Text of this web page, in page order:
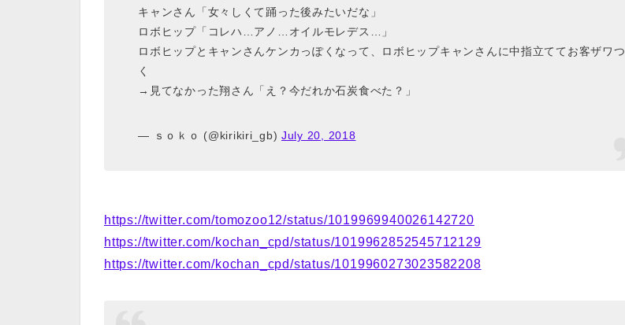
キャンさん「女々しくて踊った後みたいだな」
ロボヒップ「コレハ…アノ…オイルモレデス…」
ロボヒップとキャンさんケンカっぽくなって、ロボヒップキャンさんに中指立ててお客ザワつ
く
→見てなかった翔さん「え？今だれか石炭食べた？」
— ｓｏｋｏ (@kirikiri_gb)July 20, 2018
https://twitter.com/tomozoo12/status/1019969940026142720
https://twitter.com/kochan_cpd/status/1019962852545712129
https://twitter.com/kochan_cpd/status/1019960273023582208